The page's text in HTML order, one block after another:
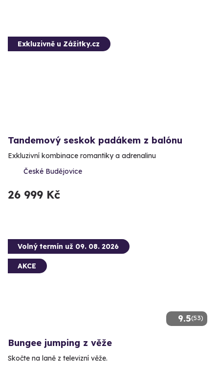
Exkluzivně u Zážitky.cz
Tandemový seskok padákem z balónu
Exkluzivní kombinace romantiky a adrenalinu
České Budějovice
26 999 Kč
9.5(53)
Volný termín už 09. 08. 2026
AKCE
Bungee jumping z věže
Skočte na laně z televizní věže.